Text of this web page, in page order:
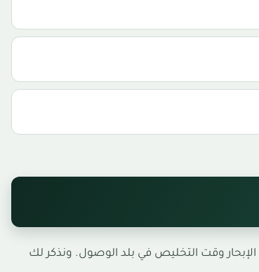
وقت التخليص في بلد الوصول. ونذكر لك